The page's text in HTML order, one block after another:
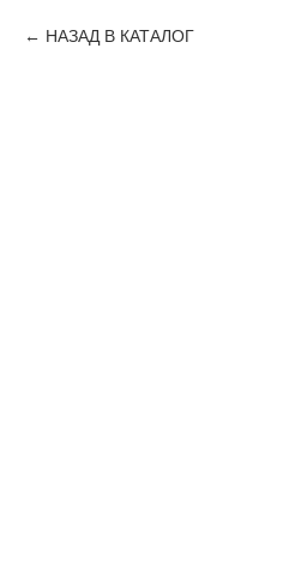
НАЗАД В КАТАЛОГ